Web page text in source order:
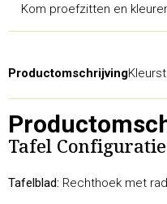
Kom proefzitten en
Productomschrijving
Tafel
Tafelblad: Rechthoek met